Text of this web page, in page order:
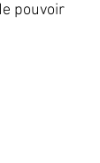
pouvoir